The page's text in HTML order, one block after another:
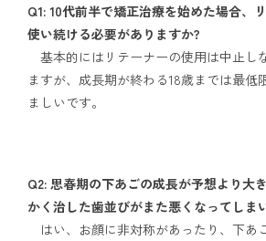
Q1: 10代前半で矯正治療を始めた場合、
使い続ける必要がありますか?
基本的にはリテーナーの使用は中止し
ますが、成長期が終わる18歳までは最低
ましいです。
Q2: 思春期の下あごの成長が予想より大
かく治した歯並びがまた悪くなってしま
はい、お顔に非対称があったり、下あ